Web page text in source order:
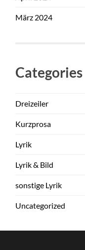
März 2024
Categories
Dreizeiler
Kurzprosa
Lyrik
Lyrik & Bild
sonstige Lyrik
Uncategorized